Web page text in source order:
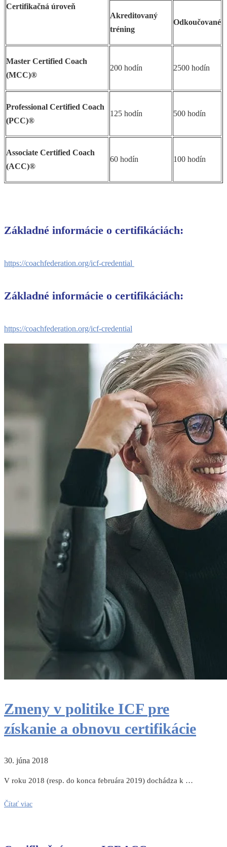
Certifikačná úroveň
Akreditovaný
tréning
Odkoučované
Master Certified Coach
(MCC)®
200 hodín 2500 hodín
Professional Certified Coach
(PCC)®
125 hodín 500 hodín
Associate Certified Coach
(ACC)®
60 hodín 100 hodín
Základné informácie o certifikáciách:
https://coachfederation.org/icf-credential
Základné informácie o certifikáciách:
https://coachfederation.org/icf-credential
Zmeny v politike ICF pre
získanie a obnovu certifikácie
30. júna 2018
V roku 2018 (resp. do konca februára 2019) dochádza k …
Čítať viac